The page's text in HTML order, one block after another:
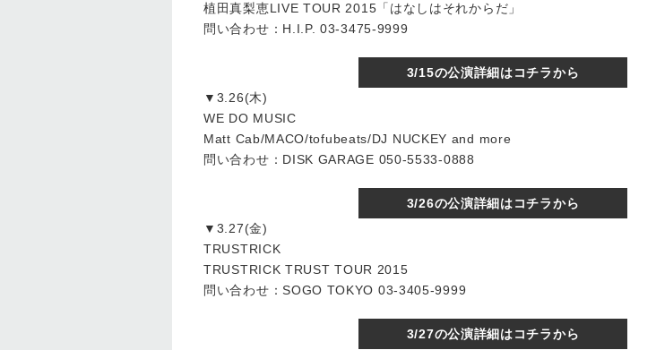
植⽥真梨恵LIVE TOUR 2015「はなしはそれからだ」
問い合わせ：H.I.P. 03-3475-9999
3/15の公演詳細はコチラから
▼3.26(木)
WE DO MUSIC
Matt Cab/MACO/tofubeats/DJ NUCKEY and more
問い合わせ：DISK GARAGE 050-5533-0888
3/26の公演詳細はコチラから
▼3.27(金)
TRUSTRICK
TRUSTRICK TRUST TOUR 2015
問い合わせ：SOGO TOKYO 03-3405-9999
3/27の公演詳細はコチラから